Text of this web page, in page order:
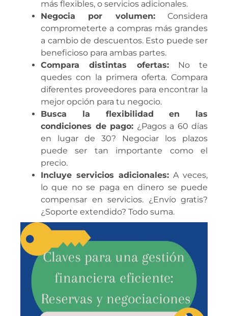
más flexibles, o servicios adicionales.
Negocia por volumen:Considera
comprometerte a compras más grandes
a cambio de descuentos. Esto puede ser
beneficioso para ambas partes.
Compara distintas ofertas:No te
quedes con la primera oferta. Compara
diferentes proveedores para encontrar la
mejor opción para tu negocio.
Busca la flexibilidad en las
condiciones de pago: ¿Pagos a 60 días
en lugar de 30? Negociar los plazos
puede ser tan importante como el
precio.
Incluye servicios adicionales: A veces,
lo que no se paga en dinero se puede
compensar en servicios. ¿Envío gratis?
¿Soporte extendido? Todo suma.